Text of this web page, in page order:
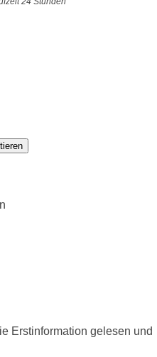
Erstinformation gelesen und